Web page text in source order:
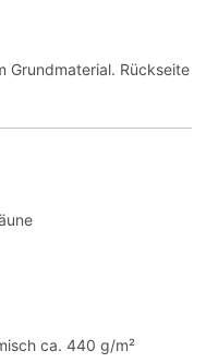
Grundmaterial. Rückseite
ca. 440 g/m²